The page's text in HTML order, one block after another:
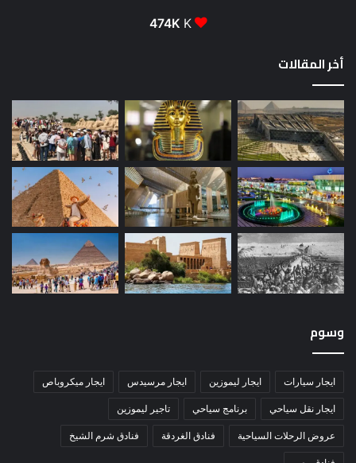
474K K
أخر المقالات
وسوم
ايجار سيارات ايجار ليموزين ايجار مرسيدس ايجار ميكروباص
ايجار نقل سياحي برنامج سياحي تاجير ليموزين
عروض الرحلات السياحية فنادق الغردقة فنادق شرم الشيخ